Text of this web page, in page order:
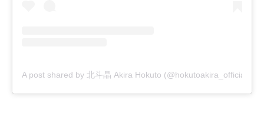
A post shared by 北斗晶 Akira Hokuto (@hokutoakira_official)